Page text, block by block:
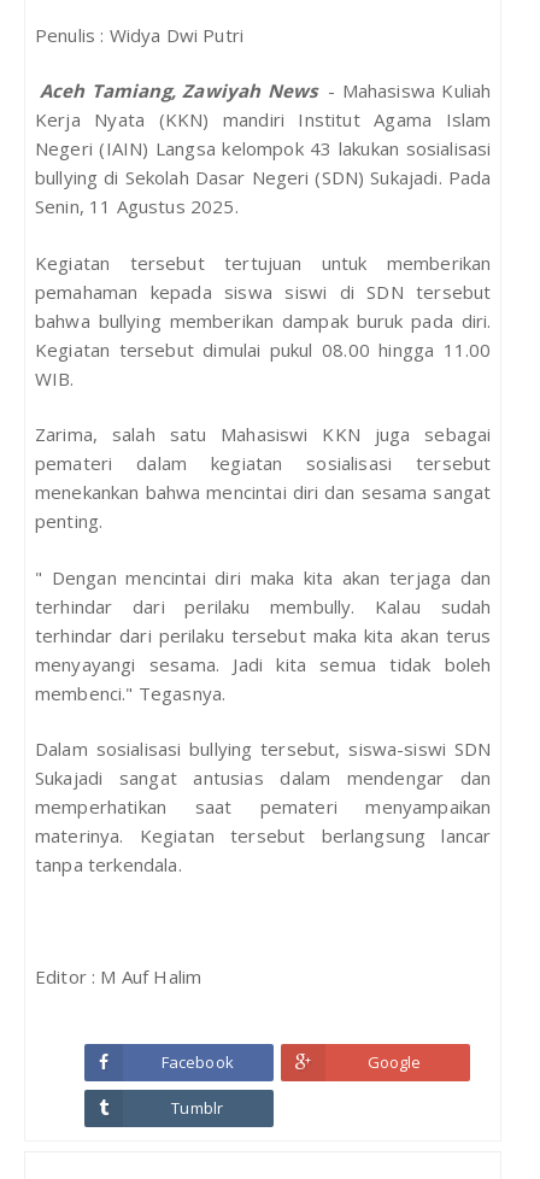
Penulis : Widya Dwi Putri
Aceh Tamiang, Zawiyah News - Mahasiswa Kuliah
Kerja Nyata (KKN) mandiri Institut Agama Islam
Negeri (IAIN) Langsa kelompok 43 lakukan sosialisasi
bullying di Sekolah Dasar Negeri (SDN) Sukajadi. Pada
Senin, 11 Agustus 2025.
Kegiatan tersebut tertujuan untuk memberikan
pemahaman kepada siswa siswi di SDN tersebut
bahwa bullying memberikan dampak buruk pada diri.
Kegiatan tersebut dimulai pukul 08.00 hingga 11.00
WIB.
Zarima, salah satu Mahasiswi KKN juga sebagai
pemateri dalam kegiatan sosialisasi tersebut
menekankan bahwa mencintai diri dan sesama sangat
penting.
" Dengan mencintai diri maka kita akan terjaga dan
terhindar dari perilaku membully. Kalau sudah
terhindar dari perilaku tersebut maka kita akan terus
menyayangi sesama. Jadi kita semua tidak boleh
membenci." Tegasnya.
Dalam sosialisasi bullying tersebut, siswa-siswi SDN
Sukajadi sangat antusias dalam mendengar dan
memperhatikan saat pemateri menyampaikan
materinya. Kegiatan tersebut berlangsung lancar
tanpa terkendala.
Editor : M Auf Halim
Facebook Google
Tumblr